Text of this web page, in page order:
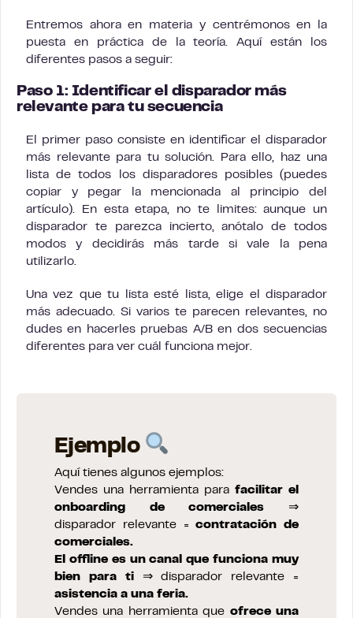
Entremos ahora en materia y centrémonos en la
puesta en práctica de la teoría. Aquí están los
diferentes pasos a seguir:
Paso 1: Identificar el disparador más
relevante para tu secuencia
El primer paso consiste en identificar el disparador
más relevante para tu solución. Para ello, haz una
lista de todos los disparadores posibles (puedes
copiar y pegar la mencionada al principio del
artículo). En esta etapa, no te limites: aunque un
disparador te parezca incierto, anótalo de todos
modos y decidirás más tarde si vale la pena
utilizarlo.
Una vez que tu lista esté lista, elige el disparador
más adecuado. Si varios te parecen relevantes, no
dudes en hacerles pruebas A/B en dos secuencias
diferentes para ver cuál funciona mejor.
Ejemplo
Aquí tienes algunos ejemplos:
Vendes una herramienta para facilitar el
onboarding de comerciales ⇒
disparador relevante =contratación de
comerciales.
El offline es un canal que funciona muy
bien para ti⇒ disparador relevante =
asistencia a una feria.
Vendes una herramienta que ofrece una